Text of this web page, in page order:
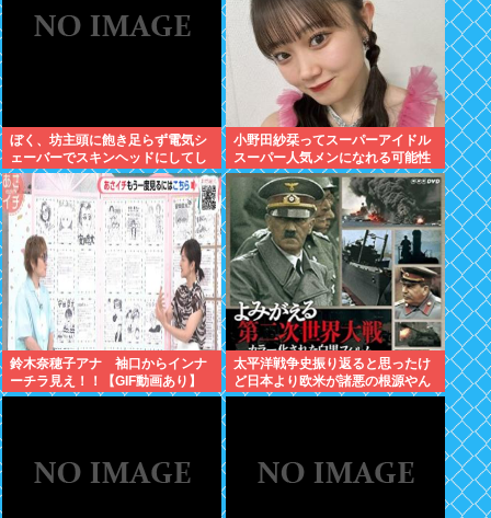
ぼく、坊主頭に飽き足らず電気シ
ェーバーでスキンヘッドにしてし
まう
小野田紗栞ってスーパーアイドル
スーパー人気メンになれる可能性
あったよな？
鈴木奈穂子アナ 袖口からインナ
ーチラ見え！！【GIF動画あり】
太平洋戦争史振り返ると思ったけ
ど日本より欧米が諸悪の根源やん